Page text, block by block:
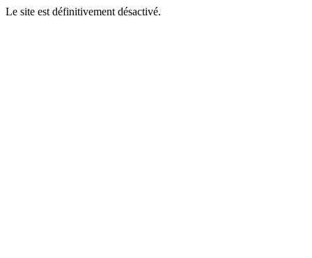
Le site est définitivement désactivé.